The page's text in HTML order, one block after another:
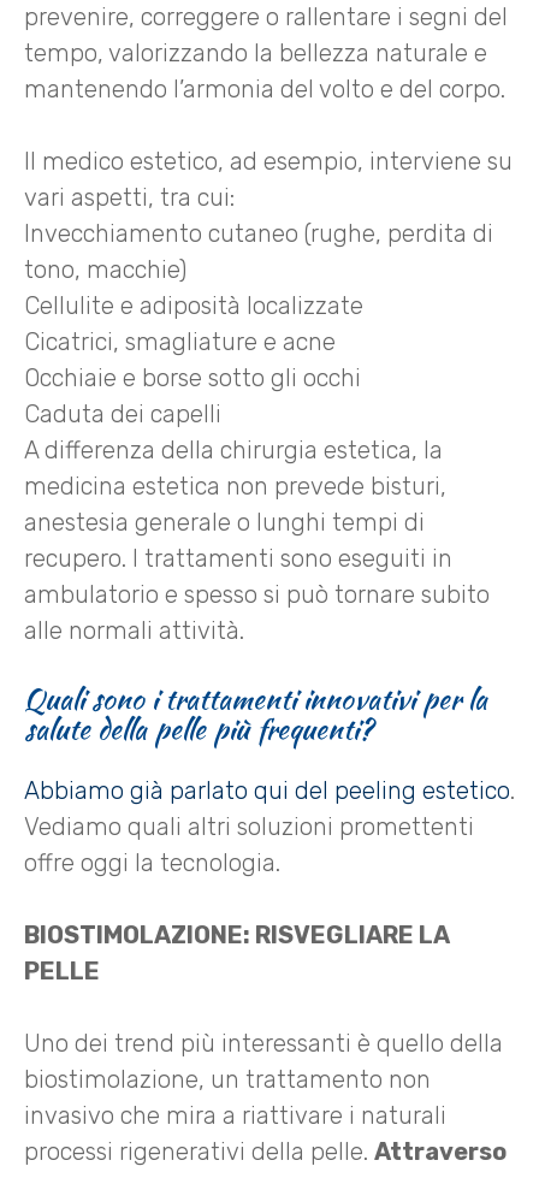
prevenire, correggere o rallentare i segni del
tempo, valorizzando la bellezza naturale e
mantenendo l’armonia del volto e del corpo.
Il medico estetico, ad esempio, interviene su
vari aspetti, tra cui:
Invecchiamento cutaneo (rughe, perdita di
tono, macchie)
Cellulite e adiposità localizzate
Cicatrici, smagliature e acne
Occhiaie e borse sotto gli occhi
Caduta dei capelli
A differenza della chirurgia estetica, la
medicina estetica non prevede bisturi,
anestesia generale o lunghi tempi di
recupero. I trattamenti sono eseguiti in
ambulatorio e spesso si può tornare subito
alle normali attività.
Quali sono i trattamenti innovativi per la
salute della pelle più frequenti?
Abbiamo già parlato qui del peeling estetico.
Vediamo quali altri soluzioni promettenti
offre oggi la tecnologia.
BIOSTIMOLAZIONE: RISVEGLIARE LA
PELLE
Uno dei trend più interessanti è quello della
biostimolazione, un trattamento non
invasivo che mira a riattivare i naturali
processi rigenerativi della pelle. Attraverso